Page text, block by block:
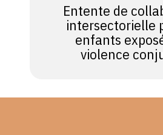
Entente de
intersectorielle
enfants
violence